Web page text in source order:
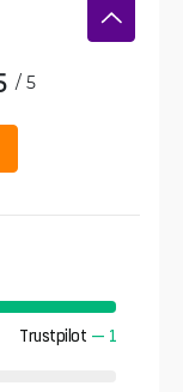
/ 5
Trustpilot — 1